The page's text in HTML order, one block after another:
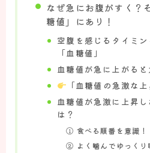
お知らせ
てっく整体院の施術につい
ダイエットへのアプローチ
腰痛へのアプローチについて
なぜ急にお腹がすく？
糖値」にあり！
空腹を感じるタイミ
「血糖値」
血糖値が急に上がる
「血糖値の急激な上
血糖値が急激に上昇
は？
① 食べる順番を意識！
② よく噛んでゆっくり